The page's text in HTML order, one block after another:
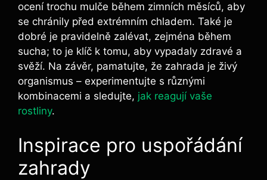
ocení trochu mulče během zimních měsíců, aby
se chránily před extrémním chladem. Také je
dobré je pravidelně zalévat, zejména během
sucha; to je klíč k tomu, aby vypadaly zdravé a
svěží. Na závěr, pamatujte, že zahrada je živý
organismus – experimentujte s různými
kombinacemi a sledujte, jak reagují vaše
rostliny.
Inspirace pro uspořádání
zahrady